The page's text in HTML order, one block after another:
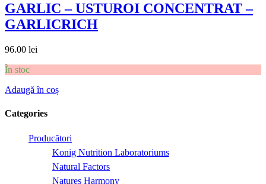
GARLIC – USTUROI CONCENTRAT –
GARLICRICH
96.00 lei
În stoc
Adaugă în coș
Categories
Producători
Konig Nutrition Laboratoriums
Natural Factors
Natures Harmony